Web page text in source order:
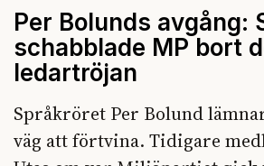
Per Bolunds avgång:
schabblade MP bort
ledartröjan
Språkröret Per Bolund
väg att förtvina. Tidigare